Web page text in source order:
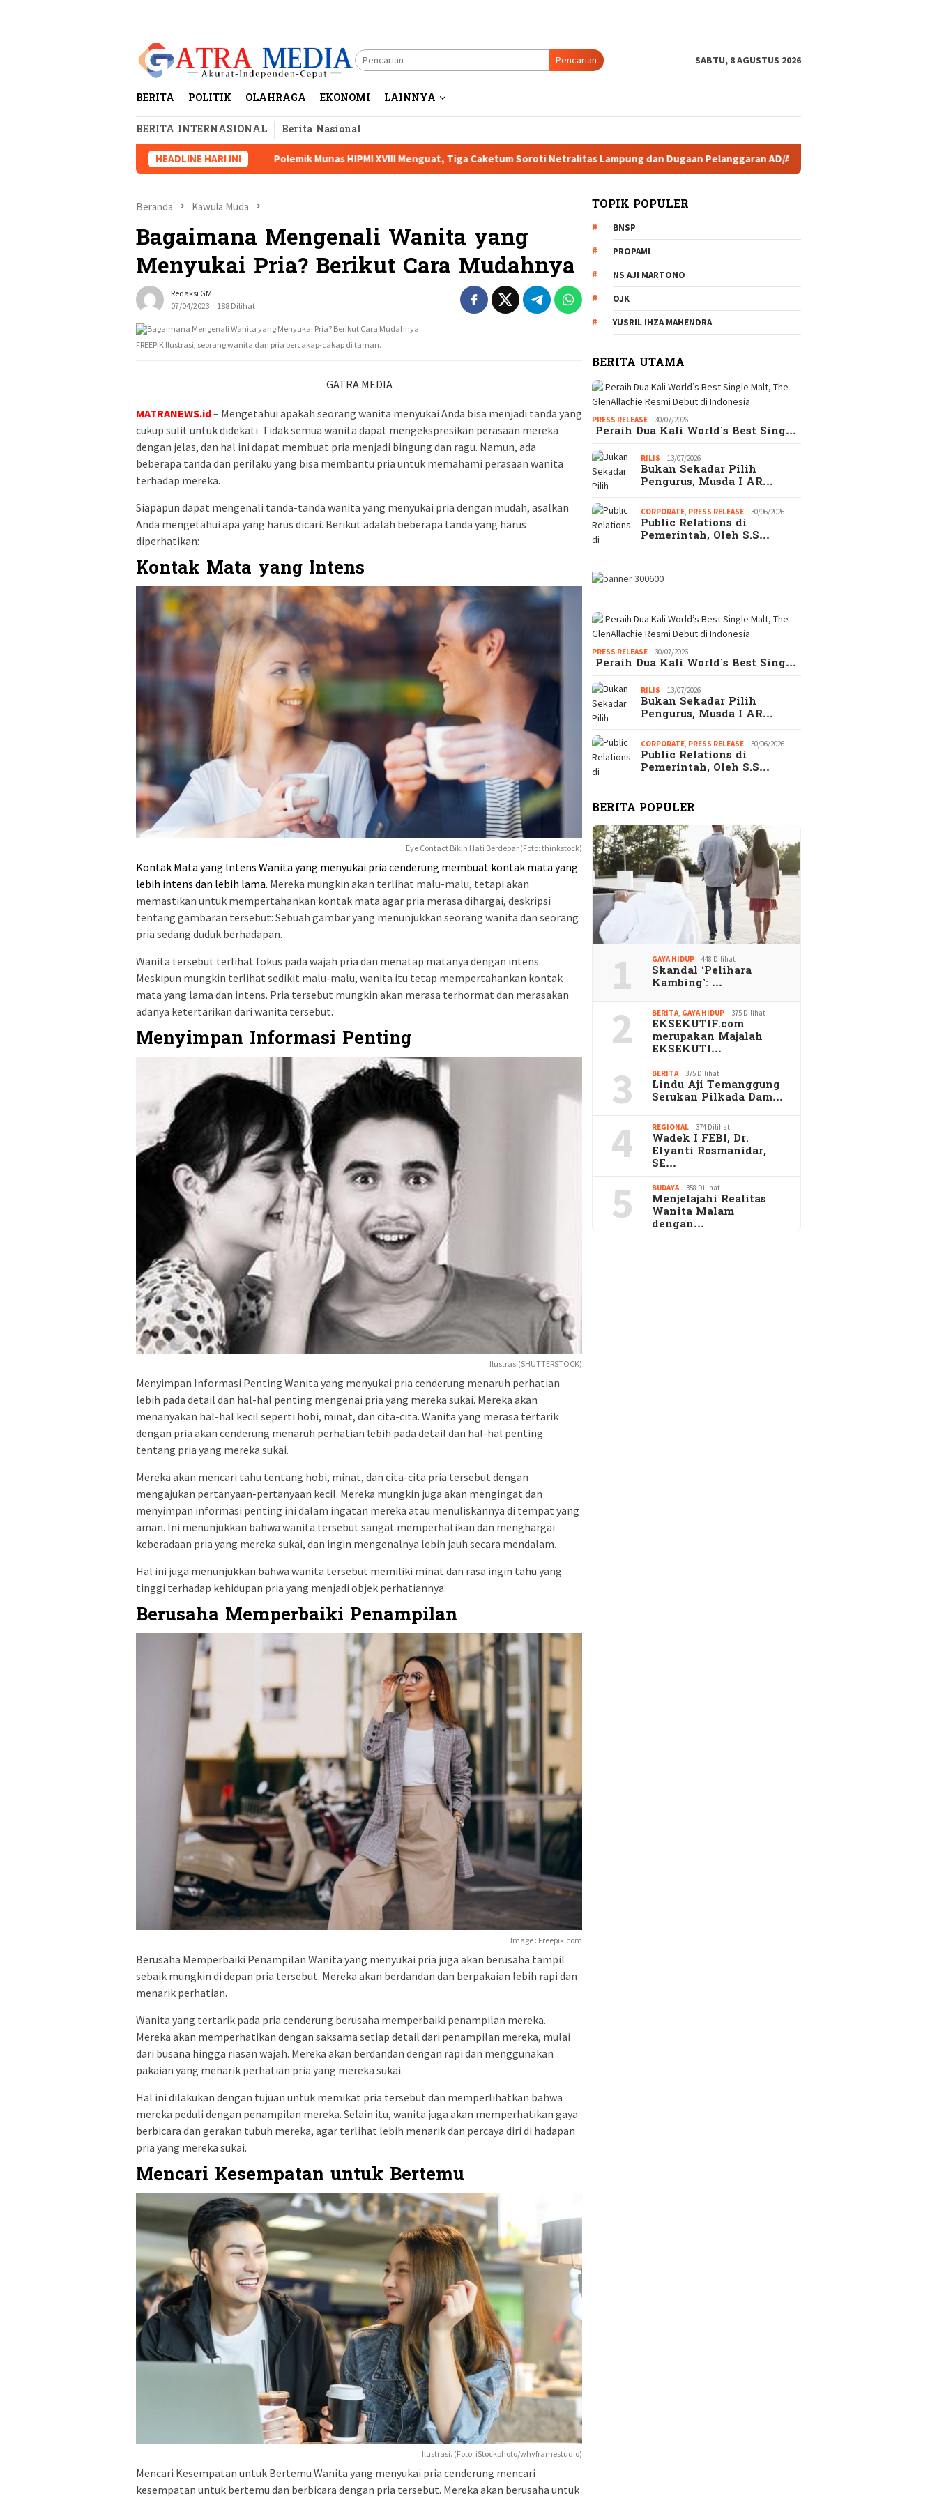
Pencarian SABTU, 8 AGUSTUS 2026
BERITA POLITIK OLAHRAGA EKONOMI LAINNYA
BERITA INTERNASIONAL Berita Nasional
HEADLINE HARI INI
Polemik Munas HIPMI XVIII Menguat, Tiga Caketum Soroti Netralitas Lampung dan Dugaan Pelanggaran AD/ART Brigjen Dr Sulastiana, Wakapolda
Beranda Kawula Muda
Bagaimana Mengenali Wanita yang
Menyukai Pria? Berikut Cara Mudahnya
Redaksi GM
07/04/2023
188 Dilihat
FREEPIK Ilustrasi, seorang wanita dan pria bercakap-cakap di taman.
GATRA MEDIA
MATRANEWS.id– Mengetahui apakah seorang wanita menyukai Anda bisa menjadi tanda yang
cukup sulit untuk didekati. Tidak semua wanita dapat mengekspresikan perasaan mereka
dengan jelas, dan hal ini dapat membuat pria menjadi bingung dan ragu. Namun, ada
beberapa tanda dan perilaku yang bisa membantu pria untuk memahami perasaan wanita
terhadap mereka.
Siapapun dapat mengenali tanda-tanda wanita yang menyukai pria dengan mudah, asalkan
Anda mengetahui apa yang harus dicari. Berikut adalah beberapa tanda yang harus
diperhatikan:
Kontak Mata yang Intens
Eye Contact Bikin Hati Berdebar (Foto: thinkstock)
Kontak Mata yang Intens Wanita yang menyukai pria cenderung membuat kontak mata yang
lebih intens dan lebih lama. Mereka mungkin akan terlihat malu-malu, tetapi akan
memastikan untuk mempertahankan kontak mata agar pria merasa dihargai, deskripsi
tentang gambaran tersebut: Sebuah gambar yang menunjukkan seorang wanita dan seorang
pria sedang duduk berhadapan.
Wanita tersebut terlihat fokus pada wajah pria dan menatap matanya dengan intens.
Meskipun mungkin terlihat sedikit malu-malu, wanita itu tetap mempertahankan kontak
mata yang lama dan intens. Pria tersebut mungkin akan merasa terhormat dan merasakan
adanya ketertarikan dari wanita tersebut.
Menyimpan Informasi Penting
Ilustrasi(SHUTTERSTOCK)
Menyimpan Informasi Penting Wanita yang menyukai pria cenderung menaruh perhatian
lebih pada detail dan hal-hal penting mengenai pria yang mereka sukai. Mereka akan
menanyakan hal-hal kecil seperti hobi, minat, dan cita-cita. Wanita yang merasa tertarik
dengan pria akan cenderung menaruh perhatian lebih pada detail dan hal-hal penting
tentang pria yang mereka sukai.
Mereka akan mencari tahu tentang hobi, minat, dan cita-cita pria tersebut dengan
mengajukan pertanyaan-pertanyaan kecil. Mereka mungkin juga akan mengingat dan
menyimpan informasi penting ini dalam ingatan mereka atau menuliskannya di tempat yang
aman. Ini menunjukkan bahwa wanita tersebut sangat memperhatikan dan menghargai
keberadaan pria yang mereka sukai, dan ingin mengenalnya lebih jauh secara mendalam.
Hal ini juga menunjukkan bahwa wanita tersebut memiliki minat dan rasa ingin tahu yang
tinggi terhadap kehidupan pria yang menjadi objek perhatiannya.
Berusaha Memperbaiki Penampilan
Image : Freepik.com
Berusaha Memperbaiki Penampilan Wanita yang menyukai pria juga akan berusaha tampil
sebaik mungkin di depan pria tersebut. Mereka akan berdandan dan berpakaian lebih rapi dan
menarik perhatian.
Wanita yang tertarik pada pria cenderung berusaha memperbaiki penampilan mereka.
Mereka akan memperhatikan dengan saksama setiap detail dari penampilan mereka, mulai
dari busana hingga riasan wajah. Mereka akan berdandan dengan rapi dan menggunakan
pakaian yang menarik perhatian pria yang mereka sukai.
Hal ini dilakukan dengan tujuan untuk memikat pria tersebut dan memperlihatkan bahwa
mereka peduli dengan penampilan mereka. Selain itu, wanita juga akan memperhatikan gaya
berbicara dan gerakan tubuh mereka, agar terlihat lebih menarik dan percaya diri di hadapan
pria yang mereka sukai.
Mencari Kesempatan untuk Bertemu
Ilustrasi. (Foto: iStockphoto/whyframestudio)
Mencari Kesempatan untuk Bertemu Wanita yang menyukai pria cenderung mencari
kesempatan untuk bertemu dan berbicara dengan pria tersebut. Mereka akan berusaha untuk
TOPIK POPULER
BNSP
PROPAMI
NS AJI MARTONO
OJK
YUSRIL IHZA MAHENDRA
BERITA UTAMA
PRESS RELEASE 30/07/2026
Peraih Dua Kali World’s Best Sing…
RILIS 13/07/2026
Bukan Sekadar Pilih
Pengurus, Musda I AR…
CORPORATE, PRESS RELEASE 30/06/2026
Public Relations di
Pemerintah, Oleh S.S…
PRESS RELEASE 30/07/2026
Peraih Dua Kali World’s Best Sing…
RILIS 13/07/2026
Bukan Sekadar Pilih
Pengurus, Musda I AR…
CORPORATE, PRESS RELEASE 30/06/2026
Public Relations di
Pemerintah, Oleh S.S…
BERITA POPULER
1 GAYA HIDUP 448 Dilihat
Skandal ‘Pelihara
Kambing’: …
2 BERITA, GAYA HIDUP 375 Dilihat
EKSEKUTIF.com
merupakan Majalah
EKSEKUTI…
3 BERITA 375 Dilihat
Lindu Aji Temanggung
Serukan Pilkada Dam…
4 REGIONAL 374 Dilihat
Wadek I FEBI, Dr.
Elyanti Rosmanidar,
SE…
5 BUDAYA 358 Dilihat
Menjelajahi Realitas
Wanita Malam
dengan…